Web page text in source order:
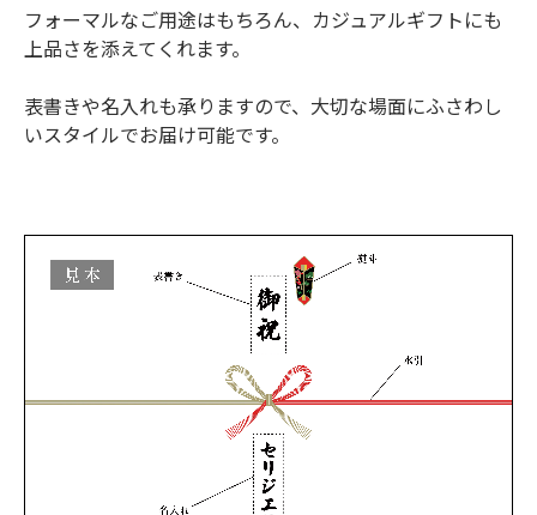
フォーマルなご用途はもちろん、カジュアルギフトにも
上品さを添えてくれます。
表書きや名入れも承りますので、大切な場面にふさわし
いスタイルでお届け可能です。